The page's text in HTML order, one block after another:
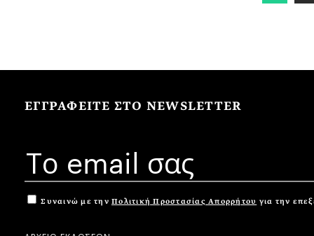
ΕΓΓΡΑΦΕΙΤΕ ΣΤΟ NEWSLETTER
Συναινώ με την Πολιτική Προστασίας Απορρήτου για την